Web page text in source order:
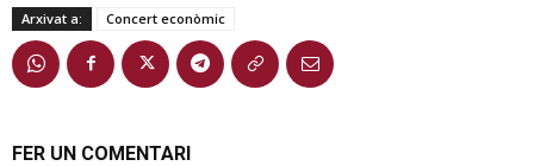
Arxivat a: Concert econòmic
FER UN COMENTARI